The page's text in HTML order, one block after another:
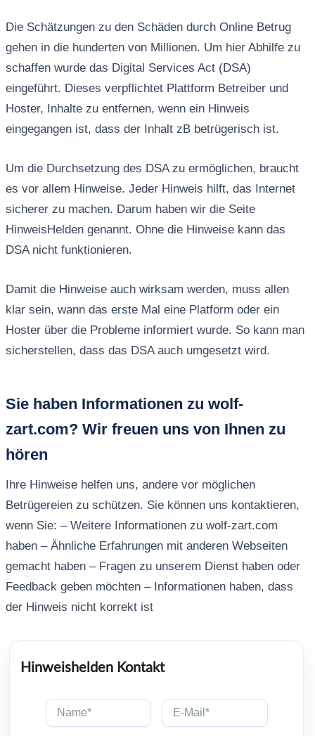
Die Schätzungen zu den Schäden durch Online Betrug
gehen in die hunderten von Millionen. Um hier Abhilfe zu
schaffen wurde das Digital Services Act (DSA)
eingeführt. Dieses verpflichtet Plattform Betreiber und
Hoster, Inhalte zu entfernen, wenn ein Hinweis
eingegangen ist, dass der Inhalt zB betrügerisch ist.
Um die Durchsetzung des DSA zu ermöglichen, braucht
es vor allem Hinweise. Jeder Hinweis hilft, das Internet
sicherer zu machen. Darum haben wir die Seite
HinweisHelden genannt. Ohne die Hinweise kann das
DSA nicht funktionieren.
Damit die Hinweise auch wirksam werden, muss allen
klar sein, wann das erste Mal eine Platform oder ein
Hoster über die Probleme informiert wurde. So kann man
sicherstellen, dass das DSA auch umgesetzt wird.
Sie haben Informationen zu wolf-
zart.com? Wir freuen uns von Ihnen zu
hören
Ihre Hinweise helfen uns, andere vor möglichen
Betrügereien zu schützen. Sie können uns kontaktieren,
wenn Sie: – Weitere Informationen zu wolf-zart.com
haben – Ähnliche Erfahrungen mit anderen Webseiten
gemacht haben – Fragen zu unserem Dienst haben oder
Feedback geben möchten – Informationen haben, dass
der Hinweis nicht korrekt ist
Hinweishelden Kontakt